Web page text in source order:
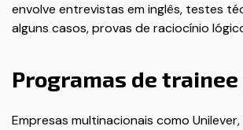
envolve entrevistas em inglês, testes
alguns casos, provas de raciocínio
Programas de
Empresas multinacionais como Unilever,